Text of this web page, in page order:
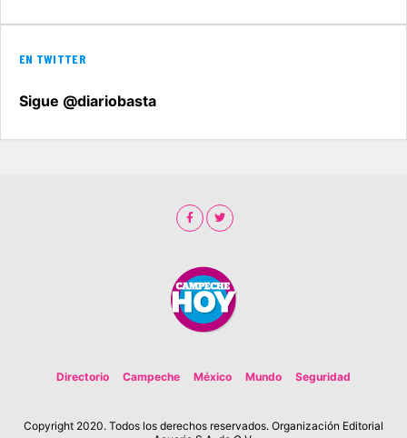
EN TWITTER
Sigue @diariobasta
Directorio Campeche México Mundo Seguridad
Copyright 2020. Todos los derechos reservados. Organización Editorial